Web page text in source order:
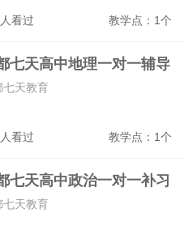
看过 教学点：1个
七天高中地理一对一辅导
看过 教学点：1个
七天教育
七天高中政治一对一补习
七天教育